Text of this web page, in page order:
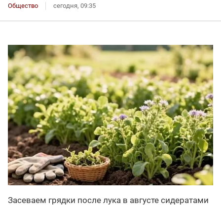
Общество сегодня, 09:35
Засеваем грядки после лука в августе сидератами